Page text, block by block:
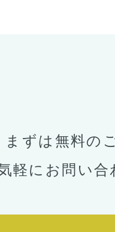
まずは無料の
軽にお問い合